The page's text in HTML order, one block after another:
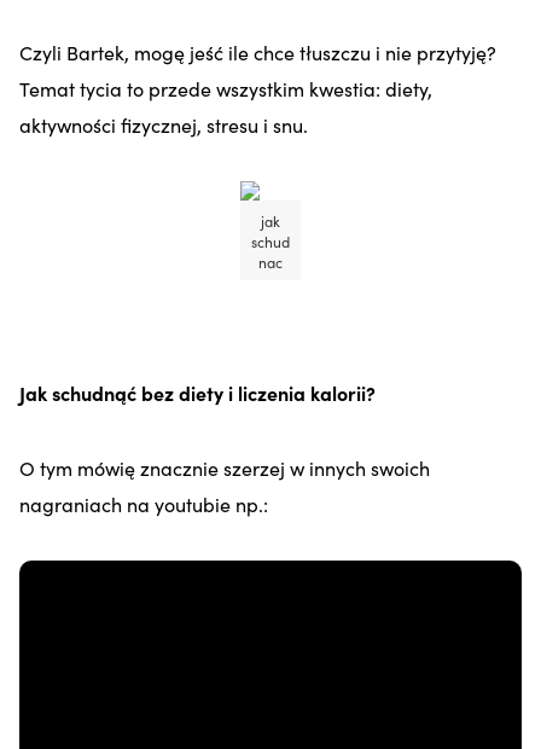
Czyli Bartek, mogę jeść ile chce tłuszczu i nie przytyję?
Temat tycia to przede wszystkim kwestia: diety,
aktywności fizycznej, stresu i snu.
jak
schud
nac
Jak schudnąć bez diety i liczenia kalorii?
O tym mówię znacznie szerzej w innych swoich
nagraniach na youtubie np.: